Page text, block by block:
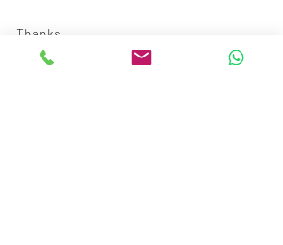
Thanks,
BTM Team